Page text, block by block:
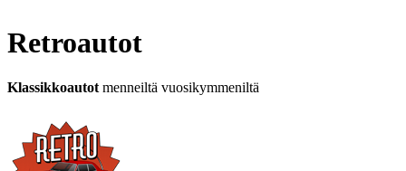
Retroautot
Klassikkoautot menneiltä vuosikymmeniltä